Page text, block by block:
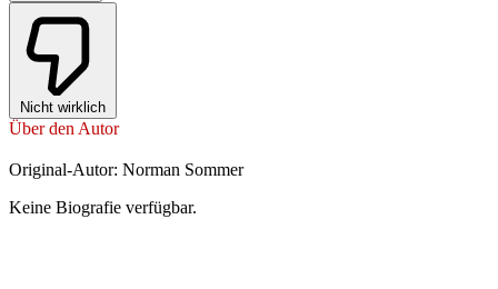
Nicht wirklich
Über den Autor
Original-Autor: Norman Sommer
Keine Biografie verfügbar.